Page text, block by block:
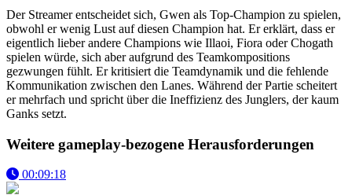
Der Streamer entscheidet sich, Gwen als Top-Champion zu spielen,
obwohl er wenig Lust auf diesen Champion hat. Er erklärt, dass er
eigentlich lieber andere Champions wie Illaoi, Fiora oder Chogath
spielen würde, sich aber aufgrund des Teamkompositions
gezwungen fühlt. Er kritisiert die Teamdynamik und die fehlende
Kommunikation zwischen den Lanes. Während der Partie scheitert
er mehrfach und spricht über die Ineffizienz des Junglers, der kaum
Ganks setzt.
Weitere gameplay-bezogene Herausforderungen
00:09:18